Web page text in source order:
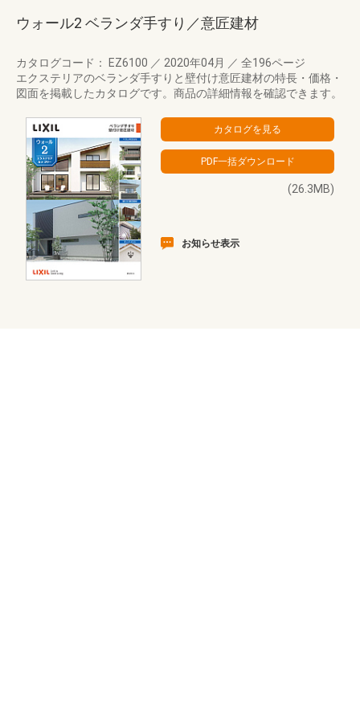
ウォール2 ベランダ手すり／意匠建材
カタログコード： EZ6100 ／ 2020年04月 ／ 全196ページ
エクステリアのベランダ手すりと壁付け意匠建材の特長・価格・
図面を掲載したカタログです。商品の詳細情報を確認できます。
(26.3MB)
お知らせ表示